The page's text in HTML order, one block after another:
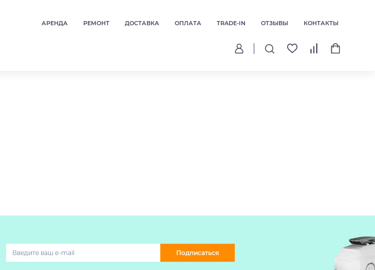
АРЕНДА РЕМОНТ ДОСТАВКА ОПЛАТА TRADE-IN ОТЗЫВЫ КОНТАКТЫ
Подписаться